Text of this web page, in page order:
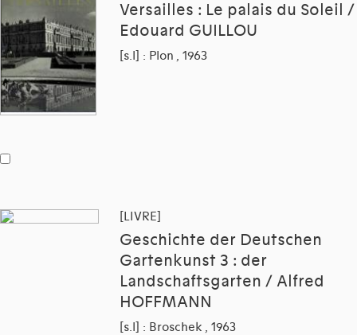
Versailles : Le palais du Soleil /
Edouard GUILLOU
[s.l] : Plon , 1963
[LIVRE]
Geschichte der Deutschen
Gartenkunst 3 : der
Landschaftsgarten / Alfred
HOFFMANN
[s.l] : Broschek , 1963